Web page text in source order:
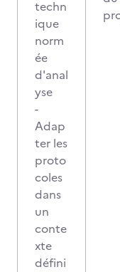
techn
ique
norm
ée
d'anal
yse
-
Adap
ter les
proto
coles
dans
un
conte
xte
défini